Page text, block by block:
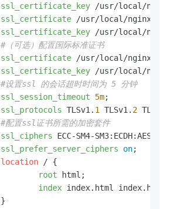
ssl_certificate_key /usr/local/nginx/
ssl_certificate /usr/local/nginx/
ssl_certificate_key /usr/local/nginx/
#（可选）配置国际标准证书
ssl_certificate /usr/local/nginx/
ssl_certificate_key /usr/local/
#设置ssl 的会话超时时间为 5 分钟
ssl_session_timeout
5m;
ssl_protocols TLSv1. 1 TLSv1. 2
#配置ssl证书所需的加密套件
ssl_ciphers ECC-SM4-
ssl_prefer_server_ciphers
on;
location / {
root html;
index index.html index.htm;